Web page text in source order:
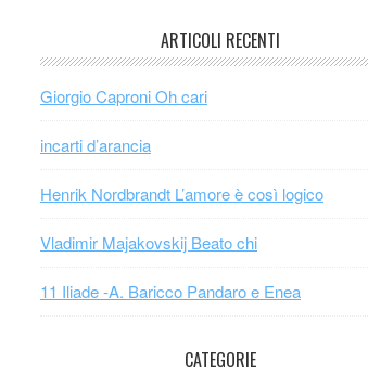
ARTICOLI RECENTI
Giorgio Caproni Oh cari
incarti d’arancia
Henrik Nordbrandt L’amore è così logico
Vladimir Majakovskij Beato chi
11 Iliade -A. Baricco Pandaro e Enea
CATEGORIE